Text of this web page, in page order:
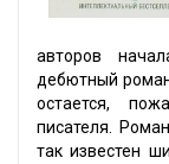
авторов
дебютный
остается,
писателя.
так известен